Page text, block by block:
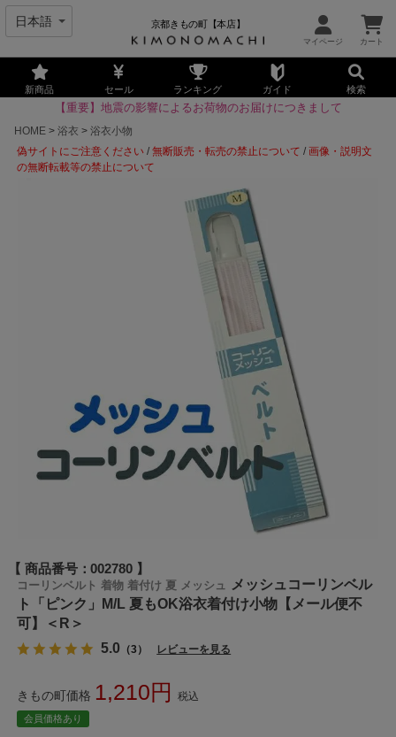
京都きもの町【本店】
新商品 セール ランキング ガイド 検索
【重要】地震の影響によるお荷物のお届けにつきまして
HOME
浴衣
浴衣小物
偽サイトにご注意ください /無断販売・転売の禁止について /画像・説明文
の無断転載等の禁止について
商品番号 002780
コーリンベルト 着物 着付け 夏 メッシュ
メッシュコーリンベル
ト「ピンク」M/L 夏もOK浴衣着付け小物【メール便不
可】＜R＞
5.0 （3） レビューを見る
きもの町価格 1,210 税込
会員価格あり